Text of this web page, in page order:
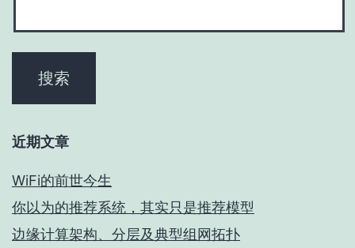
近期文章
WiFi的前世今生
你以为的推荐系统，其实只是推荐模型
边缘计算架构、分层及典型组网拓扑